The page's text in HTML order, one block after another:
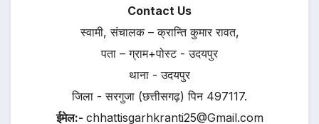
Contact Us
स्वामी, संचालक – क्रान्ति कुमार रावत,
पता – ग्राम+पोस्ट - उदयपुर
थाना - उदयपुर
जिला - सरगुजा (छत्तीसगढ़) पिन 497117.
ईमेल:- chhattisgarhkranti25@Gmail.com